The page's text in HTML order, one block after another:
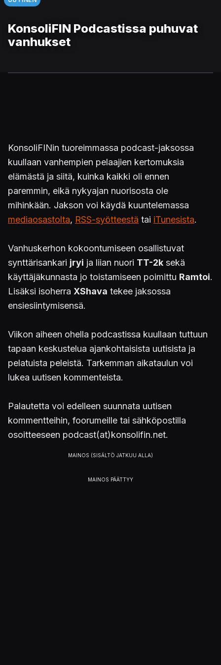
KonsoliFIN Podcastissa puhuvat
vanhukset
KonsoliFINin tuoreimmassa podcast-jaksossa
kuullaan vanhempien pelaajien kertomuksia
elämästä ja siitä, kuinka kaikki oli ennen
paremmin, eikä nykyajan nuorisosta ole
mihinkään. Jakson voi käydä kuuntelemassa
mediaosastolta, RSS-syötteestä tai iTunesista.
Vanhuskerhon kokoontumiseen osallistuvat
synttärisankari jryi ja liian nuori TT-2k sekä
käyttäjäkunnasta jo toistamiseen poimittu Ramtoi.
Lisäksi isoherra XShava tekee jaksossa
ensiesiintymisensä.
Viikon aiheen ohella podcastissa kuullaan tuttuun
tapaan keskustelua ajankohtaisista uutisista ja
pelatuista peleistä. Tarkemman aikataulun voi
lukea uutisen kommenteista.
Palautetta voi edelleen suunnata uutisen
kommentteihin, foorumeille tai sähköpostilla
osoitteeseen podcast(at)konsolifin.net.